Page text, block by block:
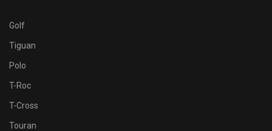
Golf
Tiguan
Polo
T-Roc
T-Cross
Touran